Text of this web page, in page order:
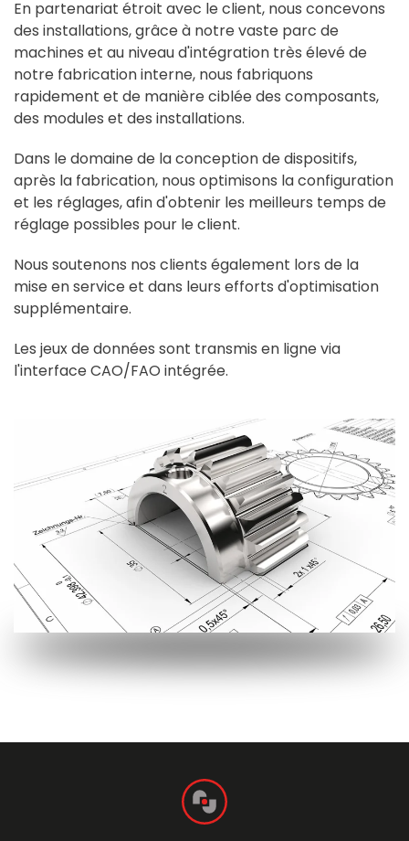
En partenariat étroit avec le client, nous concevons
des installations, grâce à notre vaste parc de
machines et au niveau d'intégration très élevé de
notre fabrication interne, nous fabriquons
rapidement et de manière ciblée des composants,
des modules et des installations.
Dans le domaine de la conception de dispositifs,
après la fabrication, nous optimisons la configuration
et les réglages, afin d'obtenir les meilleurs temps de
réglage possibles pour le client.
Nous soutenons nos clients également lors de la
mise en service et dans leurs efforts d'optimisation
supplémentaire.
Les jeux de données sont transmis en ligne via
l'interface CAO/FAO intégrée.